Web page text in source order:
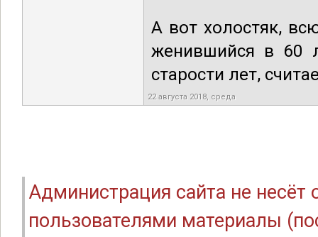
А вот холостяк,
женившийся в 60
старости лет,
22 августа 2018, среда
Администрация сайта не
пользователями материалы